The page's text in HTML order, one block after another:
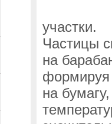
участки.
Частицы
на
формируя
на